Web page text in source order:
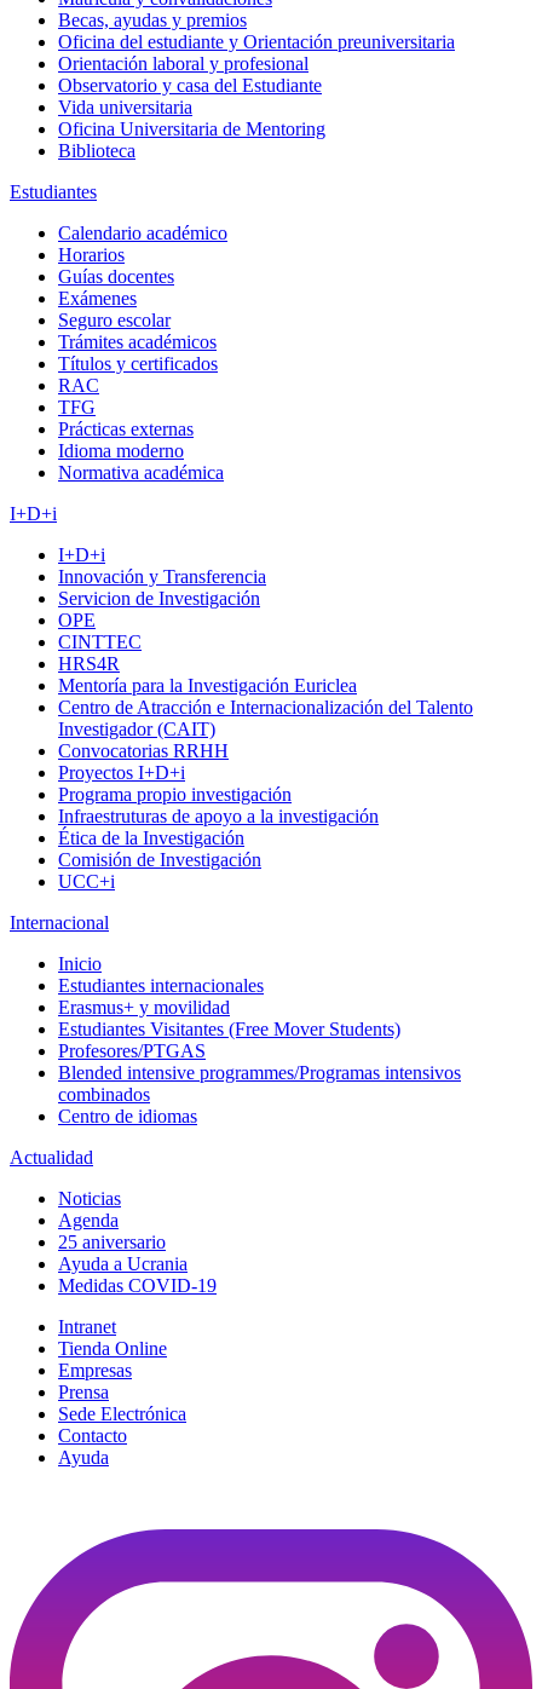
Becas, ayudas y premios
Oficina del estudiante y Orientación preuniversitaria
Orientación laboral y profesional
Observatorio y casa del Estudiante
Vida universitaria
Oficina Universitaria de Mentoring
Biblioteca
Estudiantes
Calendario académico
Horarios
Guías docentes
Exámenes
Seguro escolar
Trámites académicos
Títulos y certificados
RAC
TFG
Prácticas externas
Idioma moderno
Normativa académica
I+D+i
I+D+i
Innovación y Transferencia
Servicion de Investigación
OPE
CINTTEC
HRS4R
Mentoría para la Investigación Euriclea
Centro de Atracción e Internacionalización del Talento
Investigador (CAIT)
Convocatorias RRHH
Proyectos I+D+i
Programa propio investigación
Infraestruturas de apoyo a la investigación
Ética de la Investigación
Comisión de Investigación
UCC+i
Internacional
Inicio
Estudiantes internacionales
Erasmus+ y movilidad
Estudiantes Visitantes (Free Mover Students)
Profesores/PTGAS
Blended intensive programmes/Programas intensivos
combinados
Centro de idiomas
Actualidad
Noticias
Agenda
25 aniversario
Ayuda a Ucrania
Medidas COVID-19
Intranet
Tienda Online
Empresas
Prensa
Sede Electrónica
Contacto
Ayuda